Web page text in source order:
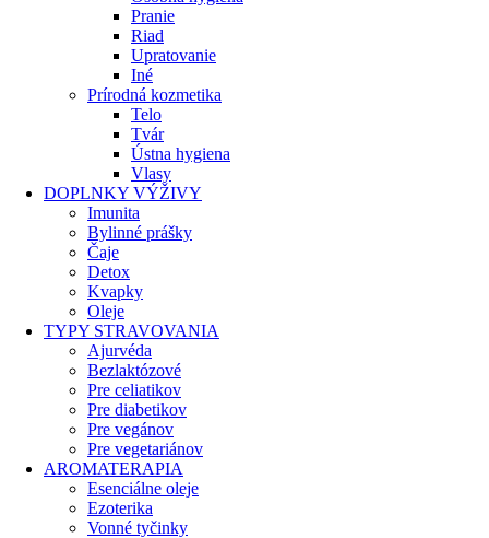
Pranie
Riad
Upratovanie
Iné
Prírodná kozmetika
Telo
Tvár
Ústna hygiena
Vlasy
DOPLNKY VÝŽIVY
Imunita
Bylinné prášky
Čaje
Detox
Kvapky
Oleje
TYPY STRAVOVANIA
Ajurvéda
Bezlaktózové
Pre celiatikov
Pre diabetikov
Pre vegánov
Pre vegetariánov
AROMATERAPIA
Esenciálne oleje
Ezoterika
Vonné tyčinky